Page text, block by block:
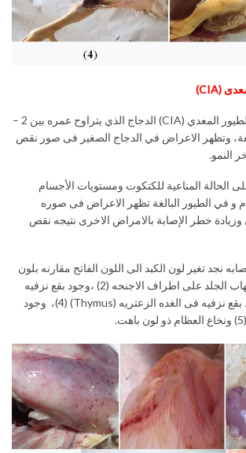
(
CIA
)
يصيب فيروس انيميا الطيور المعدي (CIA) الدجاج الذي يتراوح عمره بين 2 –
وتظهر الاعراض في الدجاج الصغير فى صور نقص
النمو.
الحالة المناعية للكتكوت ومستويات الأجسام
و في الطيور البالغة تظهر الاعراض فى صوره
خطر الإصابة بالامراض الاخرى نتيجه نقص
نجد تغير لون الكبد الى اللون الفاتح مقارنه بلون
الكبد الطبيعى (1) ، التهاب الجلد على اطراف الاجنحه (2) ،وجود بقع نزفيه
اسفل الجلد (3) ،وجود بقع نزفيه فى الغده الزعتريه (Thymus) (4)، وجود